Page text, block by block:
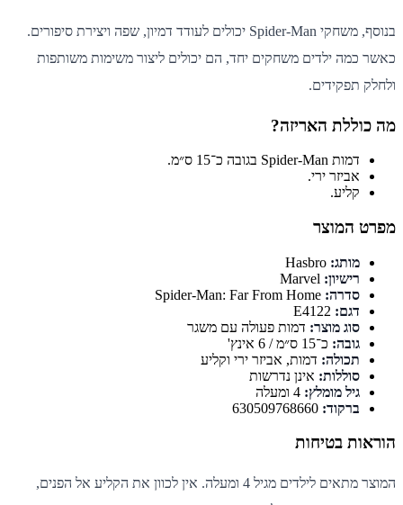
בנוסף, משחקי Spider-Man יכולים לעודד דמיון, שפה ויצירת סיפורים.
כאשר כמה ילדים משחקים יחד, הם יכולים ליצור משימות משותפות
ולחלק תפקידים.
מה כוללת האריזה?
דמות Spider-Man בגובה כ־15 ס״מ.
אביזר ירי.
קליע.
מפרט המוצר
מותג:
רישיון:
סדרה:
דגם:
סוג מוצר: דמות פעולה עם משגר
גובה: כ־15 ס״מ / 6 אינץ'
תכולה: דמות, אביזר ירי וקליע
סוללות: אינן נדרשות
גיל מומלץ:
ברקוד:
הוראות בטיחות
המוצר מתאים לילדים מגיל 4 ומעלה. אין לכוון את הקליע אל הפנים,